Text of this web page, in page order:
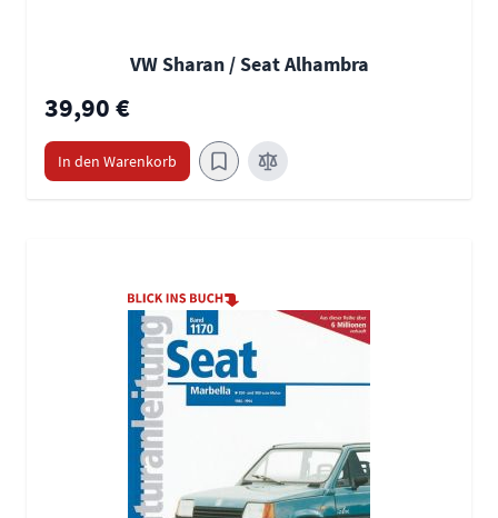
VW Sharan / Seat Alhambra
39,90 €
In den Warenkorb